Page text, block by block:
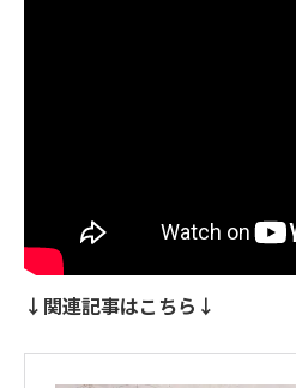
↓関連記事はこちら↓